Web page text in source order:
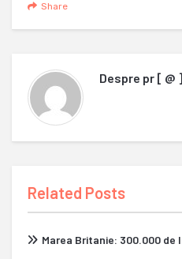
Share
Despre pr [ @
Related Posts
Marea Britanie: 300.000 de